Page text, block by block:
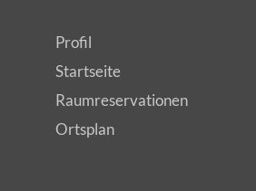
Profil
Startseite
Raumreservationen
Ortsplan